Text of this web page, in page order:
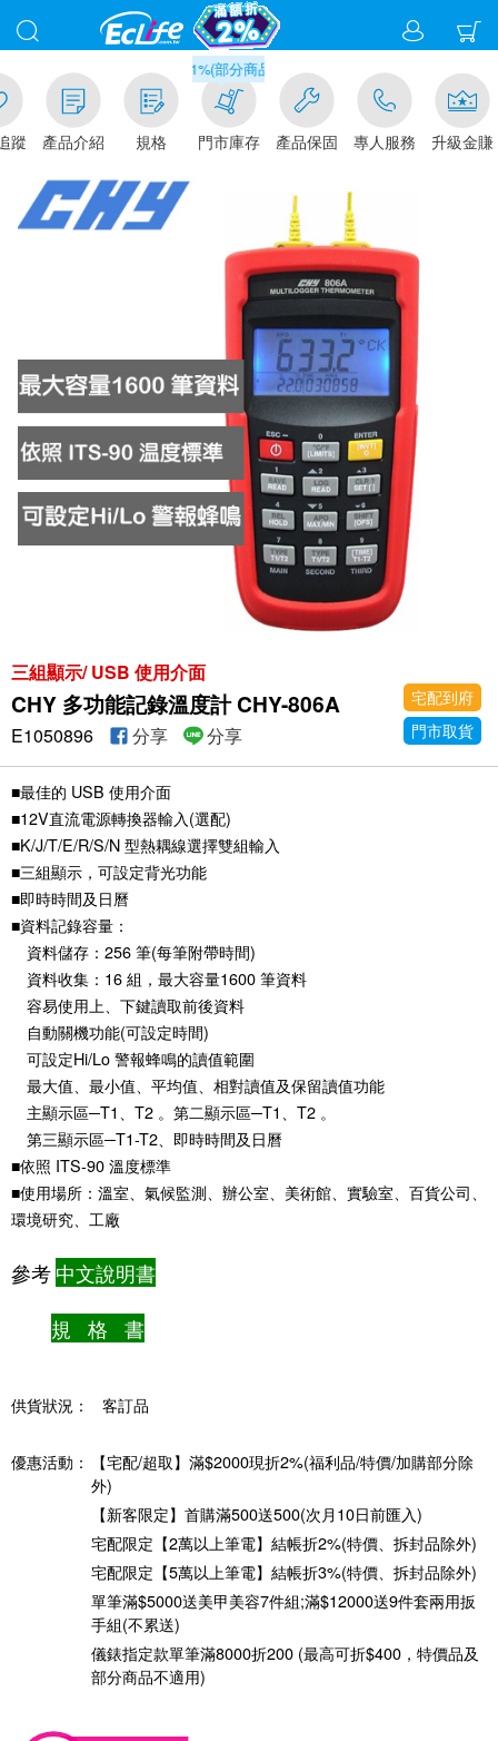
蹤 產品介紹 規格
滿千元門市取貨現折1%(部分商品不適用)-請點我看
門市庫存 產品保固 專人服務 升級金賺
三組顯示/ USB 使用介面
CHY 多功能記錄溫度計 CHY-806A
宅配到府
門市取貨
E1050896 分享 分享
■最佳的 USB 使用介面
■12V直流電源轉換器輸入(選配)
■K/J/T/E/R/S/N 型熱耦線選擇雙組輸入
■三組顯示，可設定背光功能
■即時時間及日曆
■資料記錄容量：
資料儲存：256 筆(每筆附帶時間)
資料收集：16 組，最大容量1600 筆資料
容易使用上、下鍵讀取前後資料
自動關機功能(可設定時間)
可設定Hi/Lo 警報蜂鳴的讀值範圍
最大值、最小值、平均值、相對讀值及保留讀值功能
主顯示區─T1、T2 。第二顯示區─T1、T2 。
第三顯示區─T1-T2、即時時間及日曆
■依照 ITS-90 溫度標準
■使用場所：溫室、氣候監測、辦公室、美術館、實驗室、百貨公司、
環境研究、工廠
參考中文說明書
規 格 書
供貨狀況： 客訂品
優惠活動：
【宅配/超取】滿$2000現折2%(福利品/特價/加購部分除
外)
【新客限定】首購滿500送500(次月10日前匯入)
宅配限定【2萬以上筆電】結帳折2%(特價、拆封品除外)
宅配限定【5萬以上筆電】結帳折3%(特價、拆封品除外)
單筆滿$5000送美甲美容7件組;滿$12000送9件套兩用扳
手組(不累送)
儀錶指定款單筆滿8000折200 (最高可折$400，特價品及
部分商品不適用)